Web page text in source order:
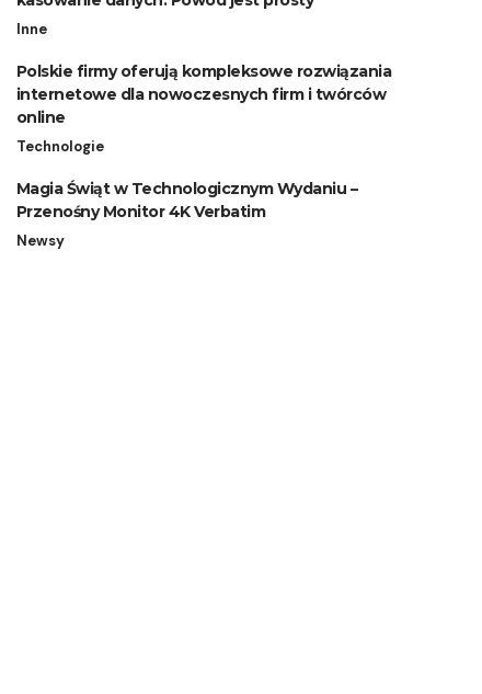
Inne
Polskie firmy oferują kompleksowe rozwiązania
internetowe dla nowoczesnych firm i twórców
online
Technologie
Magia Świąt w Technologicznym Wydaniu –
Przenośny Monitor 4K Verbatim
Newsy